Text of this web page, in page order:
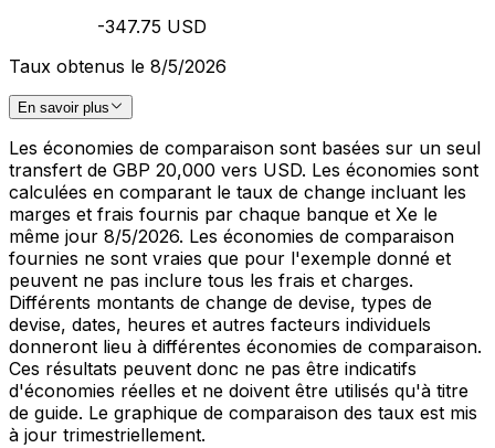
-347.75 USD
Taux obtenus le 8/5/2026
En savoir plus
Les économies de comparaison sont basées sur un seul
transfert de GBP 20,000 vers USD. Les économies sont
calculées en comparant le taux de change incluant les
marges et frais fournis par chaque banque et Xe le
même jour 8/5/2026. Les économies de comparaison
fournies ne sont vraies que pour l'exemple donné et
peuvent ne pas inclure tous les frais et charges.
Différents montants de change de devise, types de
devise, dates, heures et autres facteurs individuels
donneront lieu à différentes économies de comparaison.
Ces résultats peuvent donc ne pas être indicatifs
d'économies réelles et ne doivent être utilisés qu'à titre
de guide. Le graphique de comparaison des taux est mis
à jour trimestriellement.